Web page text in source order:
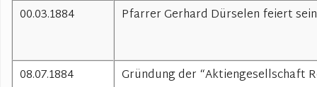
00.03.1884 Pfarrer Gerhard Dürselen feiert
08.07.1884 Gründung der “Aktiengesellschaft